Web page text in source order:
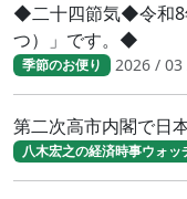
◆二十四節気◆令和8
つ）」です。◆
季節のお便り 2026 / 03
第二次高市内閣で日
八木宏之の経済時事ウォッ